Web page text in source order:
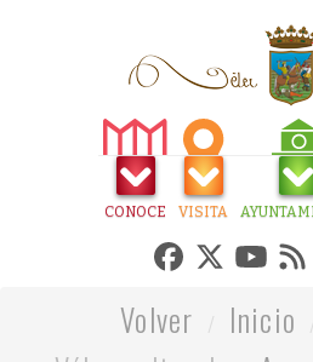
CONOCE VISITA
Volver Inicio